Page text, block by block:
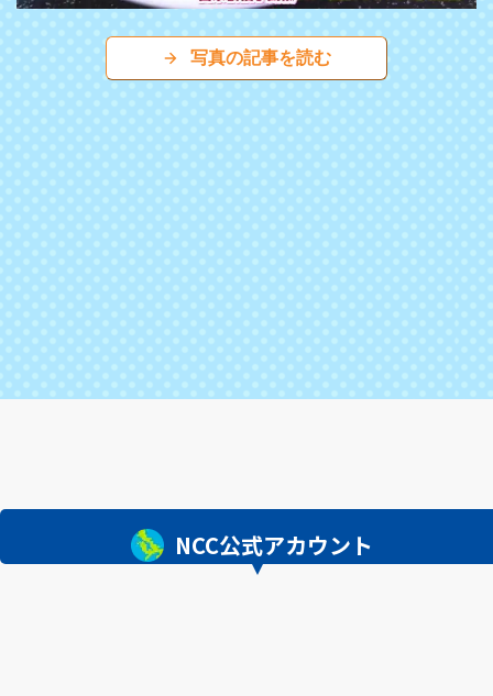
写真の記事を読む
NCC公式アカウント